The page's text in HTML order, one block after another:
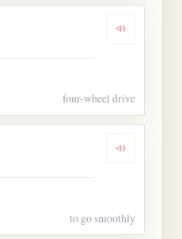
Dengarkan
four-wheel drive
Dengarkan
to go smoothly